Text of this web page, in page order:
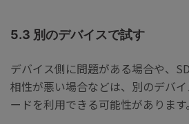
5.3 別のデバイスで試す
デバイス側に問題がある場合や、
相性が悪い場合などは、別のデバ
ードを利用できる可能性があります。